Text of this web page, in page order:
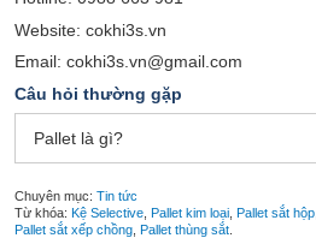
Website: cokhi3s.vn
Email: cokhi3s.vn@gmail.com
Câu hỏi thường gặp
Pallet là gì?
Chuyên mục: Tin tức
Từ khóa: Kệ Selective Pallet kim loại Pallet sắt hộp
Pallet sắt xếp chồng Pallet thùng sắt